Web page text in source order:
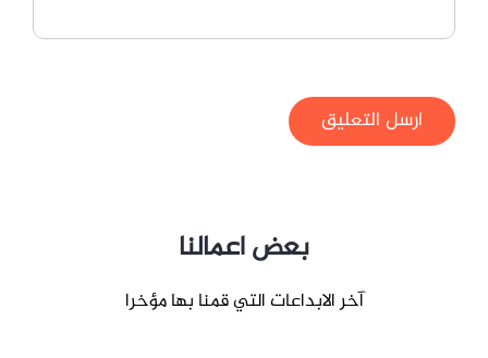
ارسل التعليق
بعض اعمالنا
آخر الابداعات التي قمنا بها مؤخرا